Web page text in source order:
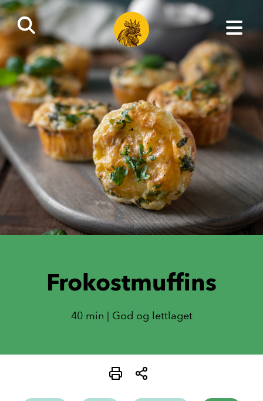
Frokostmuffins
40 min | God og lettlaget